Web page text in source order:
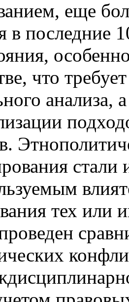
еще
в последние
что
анализа,
тех или